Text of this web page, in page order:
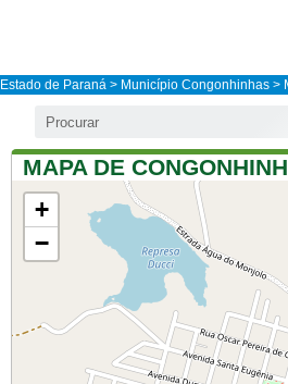
Estado de Paraná > Município Congonhinhas >
MAPA DE
+
−